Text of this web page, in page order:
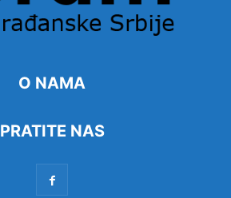
O NAMA
PRATITE NAS